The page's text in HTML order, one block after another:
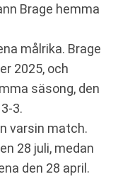
Brage hemma
målrika. Brage
2025, och
säsong, den
3.
varsin match.
28 juli, medan
den 28 april.